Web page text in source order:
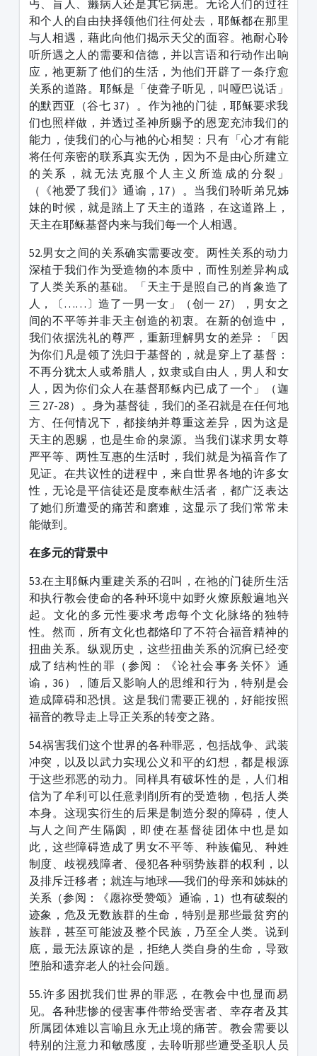
丐、盲人、癞病人还是其它病患。无论人们的过往
和个人的自由抉择领他们往何处去，耶稣都在那里
与人相遇，藉此向他们揭示天父的面容。祂耐心聆
听所遇之人的需要和信德，并以言语和行动作出响
应，祂更新了他们的生活，为他们开辟了一条疗愈
关系的道路。耶稣是「使聋子听见，叫哑巴说话」
的默西亚（谷七 37）。作为祂的门徒，耶稣要求我
们也照样做，并透过圣神所赐予的恩宠充沛我们的
能力，使我们的心与祂的心相契：只有「心才有能
将任何亲密的联系真实无伪，因为不是由心所建立
的关系，就无法克服个人主义所造成的分裂」
（《祂爱了我们》通谕，17）。当我们聆听弟兄姊
妹的时候，就是踏上了天主的道路，在这道路上，
天主在耶稣基督内来与我们每一个人相遇。
52.男女之间的关系确实需要改变。两性关系的动力
深植于我们作为受造物的本质中，而性别差异构成
了人类关系的基础。「天主于是照自己的肖象造了
人，〔……〕造了一男一女」（创一 27），男女之
间的不平等并非天主创造的初衷。在新的创造中，
我们依据洗礼的尊严，重新理解男女的差异：「因
为你们凡是领了洗归于基督的，就是穿上了基督：
不再分犹太人或希腊人，奴隶或自由人，男人和女
人，因为你们众人在基督耶稣内已成了一个」（迦
三 27-28）。身为基督徒，我们的圣召就是在任何地
方、任何情况下，都接纳并尊重这差异，因为这是
天主的恩赐，也是生命的泉源。当我们谋求男女尊
严平等、两性互惠的生活时，我们就是为福音作了
见证。在共议性的进程中，来自世界各地的许多女
性，无论是平信徒还是度奉献生活者，都广泛表达
了她们所遭受的痛苦和磨难，这显示了我们常常未
能做到。
在多元的背景中
53.在主耶稣内重建关系的召叫，在祂的门徒所生活
和执行教会使命的各种环境中如野火燎原般遍地兴
起。文化的多元性要求考虑每个文化脉络的独特
性。然而，所有文化也都烙印了不符合福音精神的
扭曲关系。纵观历史，这些扭曲关系的沉痾已经变
成了结构性的罪（参阅：《论社会事务关怀》通
谕，36），随后又影响人的思维和行为，特别是会
造成障碍和恐惧。这是我们需要正视的，好能按照
福音的教导走上导正关系的转变之路。
54.祸害我们这个世界的各种罪恶，包括战争、武装
冲突，以及以武力实现公义和平的幻想，都是根源
于这些邪恶的动力。同样具有破坏性的是，人们相
信为了牟利可以任意剥削所有的受造物，包括人类
本身。这现实衍生的后果是制造分裂的障碍，使人
与人之间产生隔阂，即使在基督徒团体中也是如
此，这些障碍造成了男女不平等、种族偏见、种姓
制度、歧视残障者、侵犯各种弱势族群的权利，以
及排斥迁移者；就连与地球──我们的母亲和姊妹的
关系（参阅：《愿祢受赞颂》通谕，1）也有破裂的
迹象，危及无数族群的生命，特别是那些最贫穷的
族群，甚至可能波及整个民族，乃至全人类。说到
底，最无法原谅的是，拒绝人类自身的生命，导致
堕胎和遗弃老人的社会问题。
55.许多困扰我们世界的罪恶，在教会中也显而易
见。各种悲惨的侵害事件带给受害者、幸存者及其
所属团体难以言喻且永无止境的痛苦。教会需要以
特别的注意力和敏感度，去聆听那些遭受圣职人员